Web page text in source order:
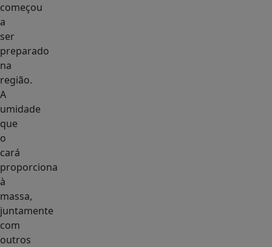
começou
a
ser
preparado
na
região.
A
umidade
que
o
cará
proporciona
à
massa,
juntamente
com
outros